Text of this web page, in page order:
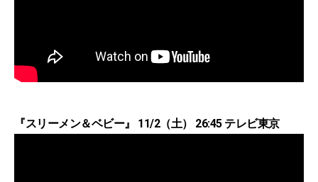
『スリーメン＆ベビー』 11/2（土） 26:45 テレビ東京